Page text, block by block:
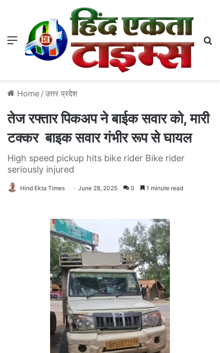
Menu
Home / उत्तर प्रदेश
तेज रफ्तार पिकअप ने बाईक सवार को, मारी
टक्कर बाइक सवार गंभीर रूप से घायल
High speed pickup hits bike rider Bike rider
seriously injured
Hind Ekta Times June 28, 2025 0 1 minute read